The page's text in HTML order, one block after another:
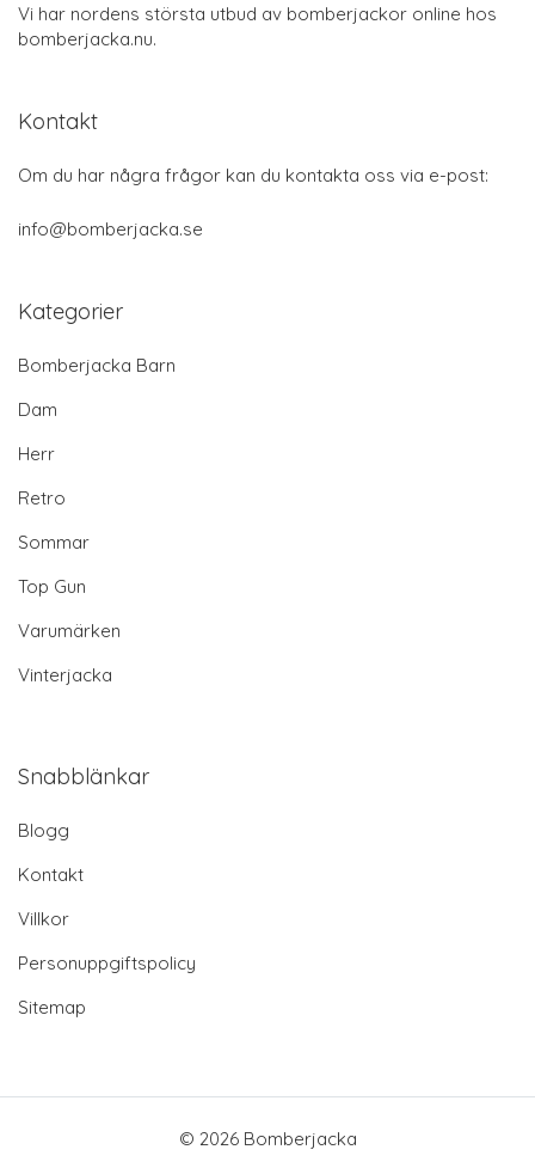
Vi har nordens största utbud av bomberjackor online hos
bomberjacka.nu.
Kontakt
Om du har några frågor kan du kontakta oss via e-post:
info@bomberjacka.se
Kategorier
Bomberjacka Barn
Dam
Herr
Retro
Sommar
Top Gun
Varumärken
Vinterjacka
Snabblänkar
Blogg
Kontakt
Villkor
Personuppgiftspolicy
Sitemap
© 2026 Bomberjacka